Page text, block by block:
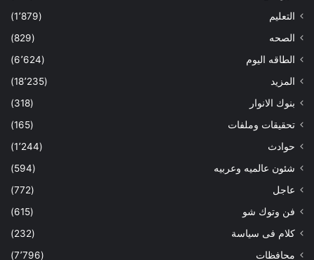
التعليم
(1٬879)
الصحه
(829)
الطاقه اليوم
(6٬624)
المزيد
(18٬235)
بنوك الانوار
(318)
تحقيقات وملفات
(165)
حوادث
(1٬244)
شئون عالميه وعربيه
(594)
عاجل
(772)
فن وتوك شو
(615)
كلام فى سياسة
(232)
محافظات
(7٬796)